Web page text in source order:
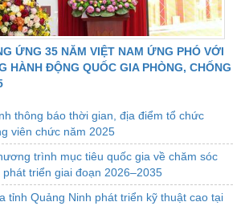
ỨNG 35 NĂM VIỆT NAM ỨNG PHÓ VỚI
HÀNH ĐỘNG QUỐC GIA PHÒNG, CHỐNG
thông báo thời gian, địa điểm tổ chức
viên chức năm 2025
trình mục tiêu quốc gia về chăm sóc
triển giai đoạn 2026–2035
tỉnh Quảng Ninh phát triển kỹ thuật cao tại